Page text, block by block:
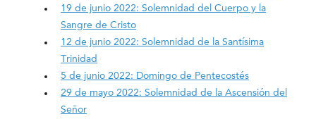
19 de junio 2022: Solemnidad del Cuerpo y la
Sangre de Cristo
12 de junio 2022: Solemnidad de la Santísima
Trinidad
5 de junio 2022: Domingo de Pentecostés
29 de mayo 2022: Solemnidad de la Ascensión del
Señor